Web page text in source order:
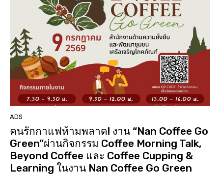
ADS
คนรักกาแฟห้ามพลาด! งาน “Nan Coffee Go
Green”ผ่านกิจกรรม Coffee Morning Talk,
Beyond Coffee และ Coffee Cupping &
Learning ในงาน Nan Coffee Go Green